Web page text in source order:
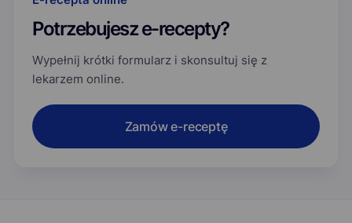
Potrzebujesz e-recepty?
Wypełnij krótki formularz i skonsultuj się z
lekarzem online.
Zamów e-receptę